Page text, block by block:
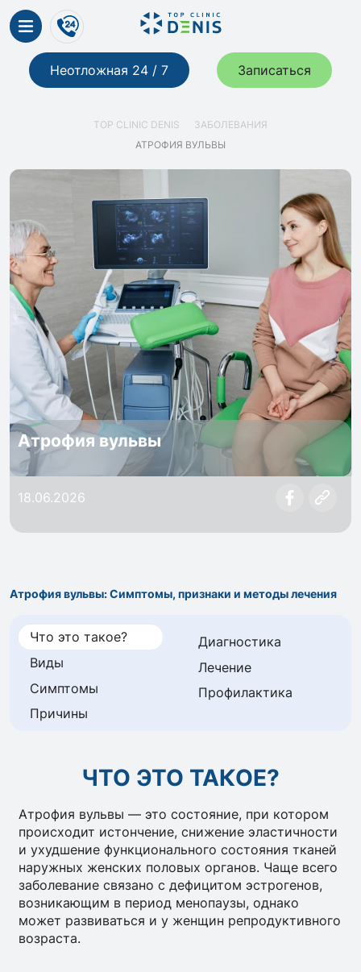
Неотложная 24 / 7 Записаться
TOP CLINIC DENIS
ЗАБОЛЕВАНИЯ
АТРОФИЯ ВУЛЬВЫ
Атрофия вульвы
18.06.2026
Атрофия вульвы: Симптомы, признаки и методы лечения
Что это такое?
Виды
Симптомы
Причины
Диагностика
Лечение
Профилактика
ЧТО ЭТО ТАКОЕ?
Атрофия вульвы — это состояние, при котором
происходит истончение, снижение эластичности
и ухудшение функционального состояния тканей
наружных женских половых органов. Чаще всего
заболевание связано с дефицитом эстрогенов,
возникающим в период менопаузы, однако
может развиваться и у женщин репродуктивного
возраста.